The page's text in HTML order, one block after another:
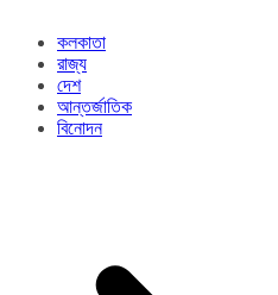
কলকাতা
রাজ্য​
দেশ
আন্তর্জাতিক
বিনোদন